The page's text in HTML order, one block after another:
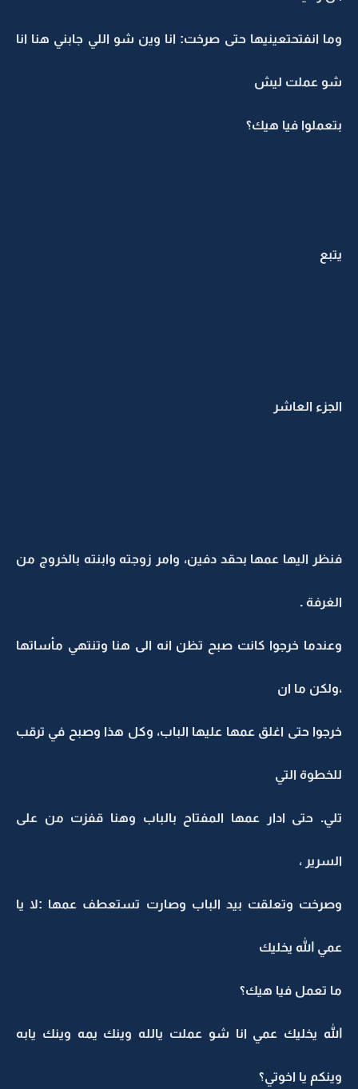
وما انفتحتعينيها حتى صرخت: انا وين شو اللي جابني هنا انا
شو عملت ليش
بتعملوا فيا هيك؟
يتبع
الجزء العاشر
فنظر اليها عمها بحقد دفين، وامر زوجته وابنته بالخروج من
الغرفة .
وعندما خرجوا كانت صبح تظن انه الى هنا وتنتهي مأساتها
،ولكن ما ان
خرجوا حتى اغلق عمها عليها الباب، وكل هذا وصبح في ترقب
للخطوة التي
تلي. حتى ادار عمها المفتاح بالباب وهنا قفزت من على
السرير ،
وصرخت وتعلقت بيد الباب وصارت تستعطف عمها :لا يا
عمي الله يخليك
ما تعمل فيا هيك؟
الله يخليك عمي انا شو عملت يالله وينك يمه وينك يابه
وينكم يا اخوتي؟